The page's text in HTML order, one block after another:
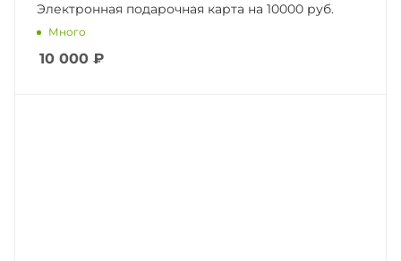
Электронная подарочная карта на 10000 руб.
Много
10 000 ₽